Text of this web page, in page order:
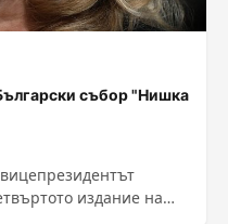
събор "Нишка
издание на